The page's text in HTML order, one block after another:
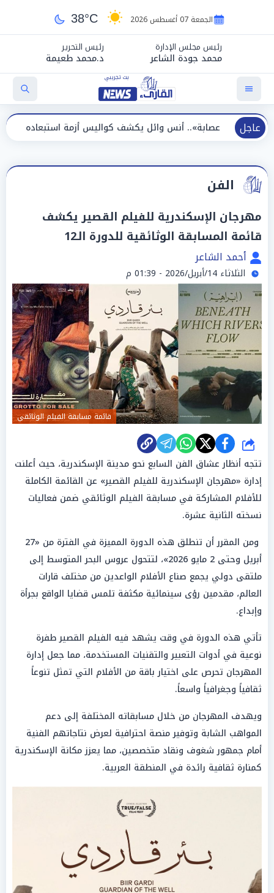
الجمعة 07 أغسطس 2026 38°C
رئيس مجلس الإدارة
محمد جودة الشاعر
رئيس التحرير
د.محمد طعيمة
عاجل
وائل يكشف كواليس أزمة استبعاده المفاجئ من الزمالك
الفن
مهرجان الإسكندرية للفيلم القصير يكشف
قائمة المسابقة الوثائقية للدورة الـ12
أحمد الشاعر
الثلاثاء 14/أبريل/2026 - 01:39 م
قائمة مسابقة الفيلم الوثائقي
شارك
تتجه أنظار عشاق الفن السابع نحو مدينة الإسكندرية، حيث أعلنت
إدارة «مهرجان الإسكندرية للفيلم القصير» عن القائمة الكاملة
للأفلام المشاركة في مسابقة الفيلم الوثائقي ضمن فعاليات
نسخته الثانية عشرة.
ومن المقرر أن تنطلق هذه الدورة المميزة في الفترة من «27
أبريل وحتى 2 مايو 2026»، لتتحول عروس البحر المتوسط إلى
ملتقى دولي يجمع صناع الأفلام الواعدين من مختلف قارات
العالم، مقدمين رؤى سينمائية مكثفة تلمس قضايا الواقع بجرأة
وإبداع.
تأتي هذه الدورة في وقت يشهد فيه الفيلم القصير طفرة
نوعية في أدوات التعبير والتقنيات المستخدمة، مما جعل إدارة
المهرجان تحرص على اختيار باقة من الأفلام التي تمثل تنوعاً
ثقافياً وجغرافياً واسعاً.
ويهدف المهرجان من خلال مسابقاته المختلفة إلى دعم
المواهب الشابة وتوفير منصة احترافية لعرض نتاجاتهم الفنية
أمام جمهور شغوف ونقاد متخصصين، مما يعزز مكانة الإسكندرية
كمنارة ثقافية رائدة في المنطقة العربية.